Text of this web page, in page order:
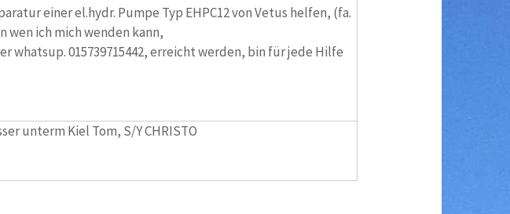
einer el.hydr. Pumpe Typ EHPC12 von Vetus helfen, (fa.
ich mich wenden kann,
whatsup. 015739715442, erreicht werden, bin für jede Hilfe
unterm Kiel Tom, S/Y CHRISTO